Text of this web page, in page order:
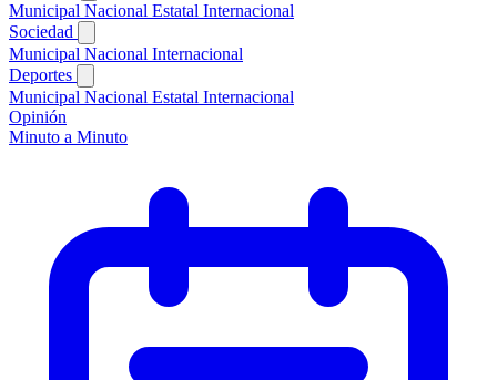
Municipal Nacional Estatal Internacional
Sociedad
Municipal Nacional Internacional
Deportes
Municipal Nacional Estatal Internacional
Opinión
Minuto a Minuto